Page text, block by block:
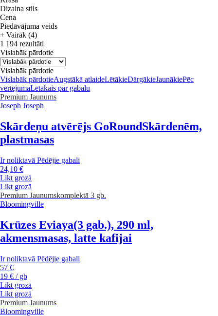
Dizaina stils
Cena
Piedāvājuma veids
+ Vairāk (4)
1 194 rezultāti
Vislabāk pārdotie
Vislabāk pārdotie
Vislabāk pārdotieAugstākā atlaideLētākieDārgākieJaunākiePēc
vērtējumaLētākais par gabalu
Premium Jaunums
Joseph Joseph
Skārdeņu atvērējs GoRoundSkārdenēm,
plastmasas
Ir noliktavā Pēdējie gabali
24,10 €
Likt grozā
Likt grozā
Premium Jaunumskomplektā 3 gb.
Bloomingville
Krūzes Eviaya(3 gab.), 290 ml,
akmensmasas, latte kafijai
Ir noliktavā Pēdējie gabali
57 €
19 € / gb
Likt grozā
Likt grozā
Premium Jaunums
Bloomingville